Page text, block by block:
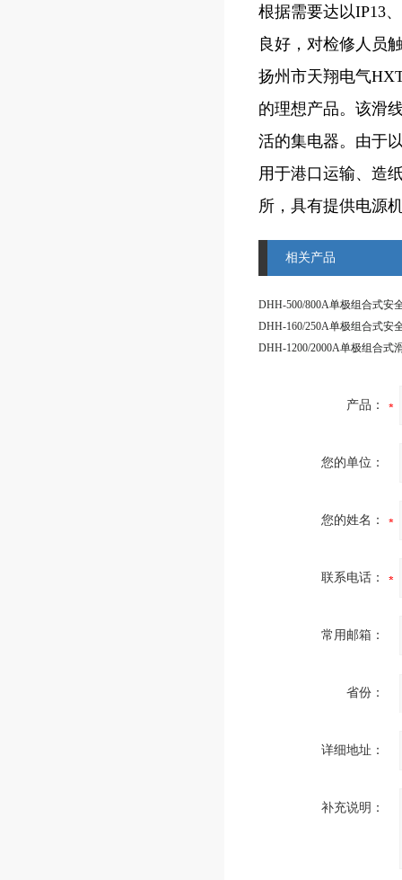
根据需要达以IP13
良好，对检修人员
扬州市天翔电气
的理想产品。该滑
活的集电器。由于
用于港口运输、造
所，具有提供电源
相关产品
DHH-500/800A单极组合式安
DHH-160/250A单极组合式安
产品：
您的单位：
您的姓名：
联系电话：
常用邮箱：
省份：
详细地址：
补充说明：